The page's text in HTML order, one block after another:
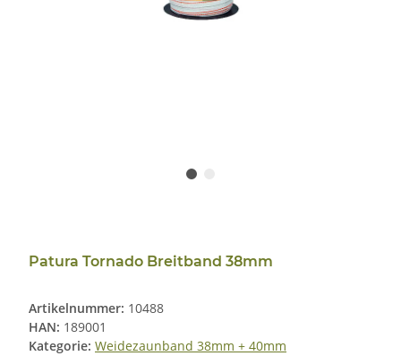
Patura Tornado Breitband 38mm
Artikelnummer: 10488
HAN: 189001
Kategorie: Weidezaunband 38mm + 40mm